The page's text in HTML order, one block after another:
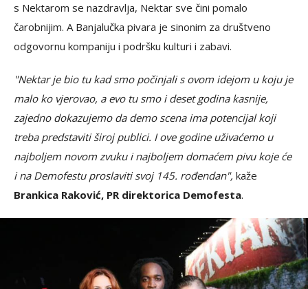
s Nektarom se nazdravlja, Nektar sve čini pomalo
čarobnijim. A Banjalučka pivara je sinonim za društveno
odgovornu kompaniju i podršku kulturi i zabavi.
"Nektar je bio tu kad smo počinjali s ovom idejom u koju je
malo ko vjerovao, a evo tu smo i deset godina kasnije,
zajedno dokazujemo da demo scena ima potencijal koji
treba predstaviti široj publici. I ove godine uživaćemo u
najboljem novom zvuku i najboljem domaćem pivu koje će
i na Demofestu proslaviti svoj 145. rođendan", kaže
Brankica Raković, PR direktorica Demofesta.